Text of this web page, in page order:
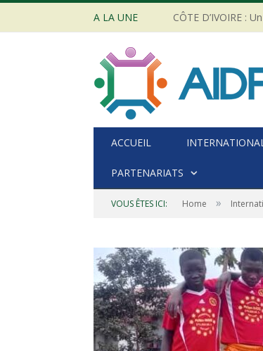
A LA UNE
ACCUEIL
PARTENARIATS
VOUS ÊTES ICI: Home »